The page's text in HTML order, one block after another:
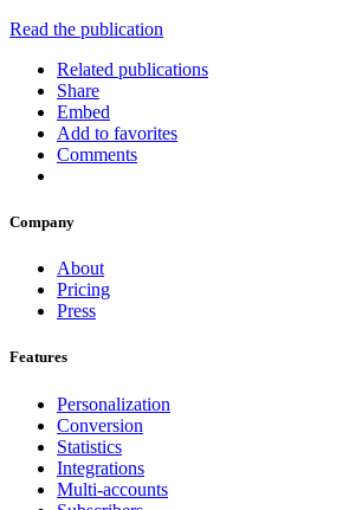
Read the publication
Related publications
Share
Embed
Add to favorites
Comments
Company
About
Pricing
Press
Features
Personalization
Conversion
Statistics
Integrations
Multi-accounts